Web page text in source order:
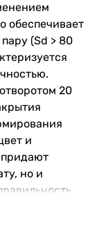
обеспечивает
(Sd > 80
20
и
но и